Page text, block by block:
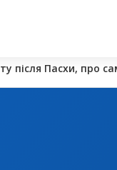
після Пасхи, про